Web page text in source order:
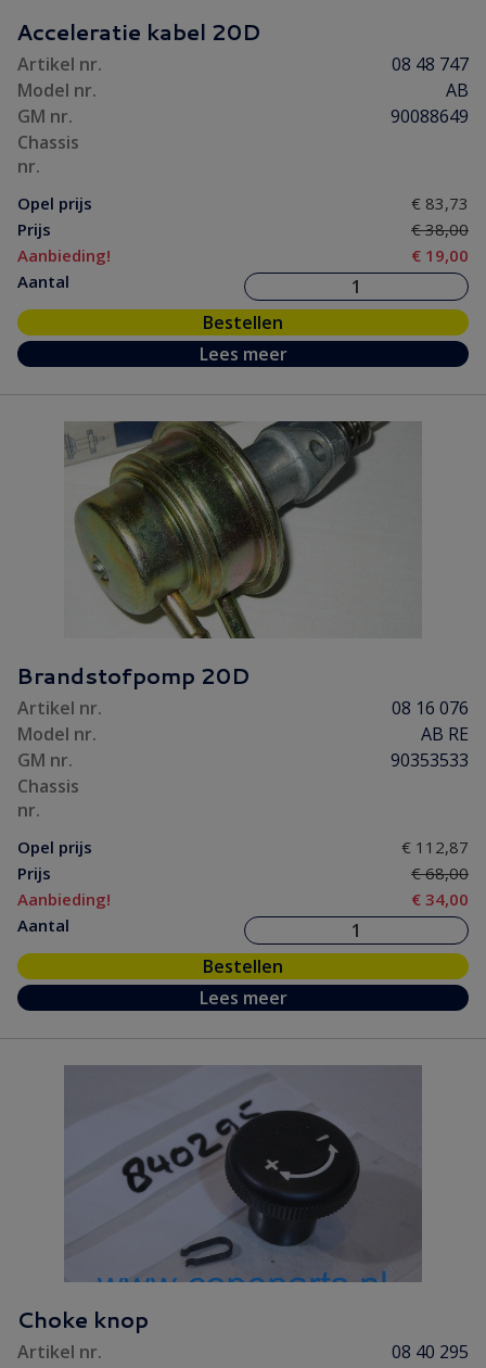
Motor/ Koppeling(113)
Motorpakking/ Keerring
Ontsteking
Remmen/ Wielen
Ruiten/ Rubbers
Vooras/ Stuurinrichting(28)
Acceleratie kabel 20D
Artikel nr.
08 48 747
Model nr.
AB
GM nr.
90088649
Chassis
nr.
Opel prijs
€ 83,73
Prijs
€ 38,00
Aanbieding!
€ 19,00
Aantal
Bestellen
Lees meer
Brandstofpomp 20D
Artikel nr.
08 16 076
Model nr.
AB RE
GM nr.
90353533
Chassis
nr.
Opel prijs
€ 112,87
Prijs
€ 68,00
Aanbieding!
€ 34,00
Aantal
Bestellen
Lees meer
Choke knop
Artikel nr.
08 40 295